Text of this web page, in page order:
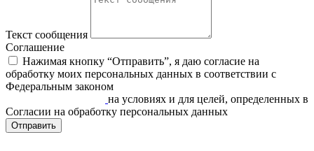
Текст сообщения
Соглашение
Нажимая кнопку “Отправить”, я даю согласие на
обработку моих персональных данных в соответствии c
Федеральным законом
на условиях и для целей, определенных в
Согласии на обработку персональных данных
Отправить